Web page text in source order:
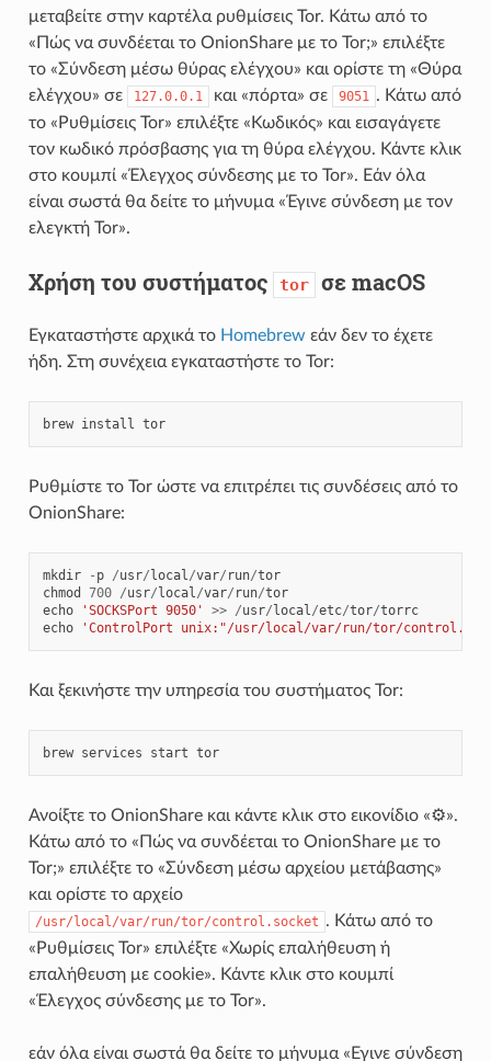
μεταβείτε στην καρτέλα ρυθμίσεις Tor. Κάτω από το
«Πώς να συνδέεται το OnionShare με το Tor;» επιλέξτε
το «Σύνδεση μέσω θύρας ελέγχου» και ορίστε τη «Θύρα
ελέγχου» σε
127.0.0.1 και «πόρτα» σε 9051
. Κάτω από
το «Ρυθμίσεις Tor» επιλέξτε «Κωδικός» και εισαγάγετε
τον κωδικό πρόσβασης για τη θύρα ελέγχου. Κάντε κλικ
στο κουμπί «Έλεγχος σύνδεσης με το Tor». Εάν όλα
είναι σωστά θα δείτε το μήνυμα «Έγινε σύνδεση με τον
ελεγκτή Tor».
Χρήση του συστήματος tor σε macOS
Εγκαταστήστε αρχικά το Homebrew εάν δεν το έχετε
ήδη. Στη συνέχεια εγκαταστήστε το Tor:
brew install tor
Ρυθμίστε το Tor ώστε να επιτρέπει τις συνδέσεις από το
OnionShare:
mkdir - p /usr/local /var/ run/tor
chmod
700 /usr/local /var/ run/tor
echo
'SOCKSPort 9050' >> /usr/local /etc/tor/torrc
echo
'ControlPort unix:"/usr/local/var/run/tor/
Και ξεκινήστε την υπηρεσία του συστήματος Tor:
brew services start tor
Ανοίξτε το OnionShare και κάντε κλικ στο εικονίδιο «⚙».
Κάτω από το «Πώς να συνδέεται το OnionShare με το
Tor;» επιλέξτε το «Σύνδεση μέσω αρχείου μετάβασης»
και ορίστε το αρχείο
/usr/local/var/run/tor/control.socket . Κάτω από το
«Ρυθμίσεις Tor» επιλέξτε «Χωρίς επαλήθευση ή
επαλήθευση με cookie». Κάντε κλικ στο κουμπί
«Έλεγχος σύνδεσης με το Tor».
εάν όλα είναι σωστά θα δείτε το μήνυμα «Εγινε σύνδεση